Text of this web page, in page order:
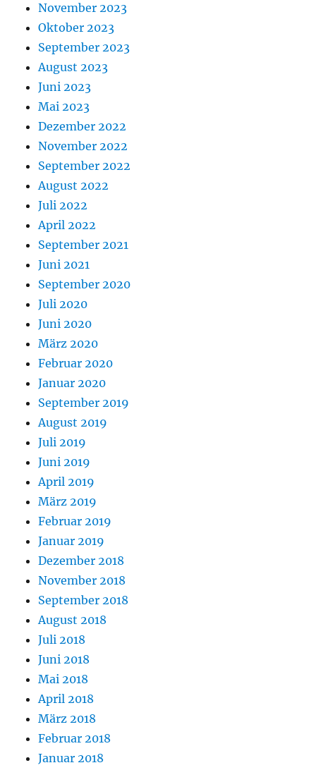
November 2023
Oktober 2023
September 2023
August 2023
Juni 2023
Mai 2023
Dezember 2022
November 2022
September 2022
August 2022
Juli 2022
April 2022
September 2021
Juni 2021
September 2020
Juli 2020
Juni 2020
März 2020
Februar 2020
Januar 2020
September 2019
August 2019
Juli 2019
Juni 2019
April 2019
März 2019
Februar 2019
Januar 2019
Dezember 2018
November 2018
September 2018
August 2018
Juli 2018
Juni 2018
Mai 2018
April 2018
März 2018
Februar 2018
Januar 2018